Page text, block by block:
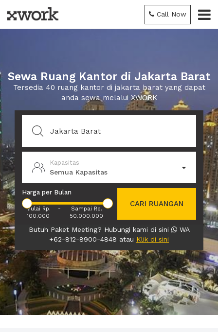
Call Now
Sewa Ruang Kantor di Jakarta Barat
Tersedia 40 ruang kantor di jakarta barat yang dapat
anda sewa melalui XWORK
Kapasitas
Semua Kapasitas
Harga per Bulan
Mulai Rp.
100.000
-
Sampai Rp.
50.000.000
CARI RUANGAN
Butuh Paket Meeting? Hubungi kami di sini
WA
+62-812-8900-4848 atau Klik di sini